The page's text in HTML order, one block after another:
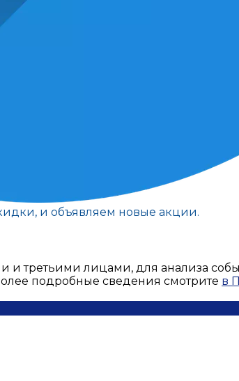
и объявляем новые акции.
третьими лицами, для анализа
подробные сведения смотрите в